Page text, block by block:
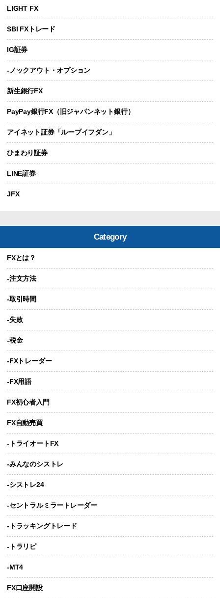
LIGHT FX
SBI FXトレード
IG証券
-ノックアウト・オプション
新生銀行FX
PayPay銀行FX（旧ジャパンネット銀行）
アイネット証券「ループイフダン」
ひまわり証券
LINE証券
JFX
Category
FXとは？
-注文方法
-取引時間
-失敗
-税金
-FXトレーダー
-FX用語
FX初心者入門
FX自動売買
-トライオートFX
-みんなのシストレ
-シストレ24
-セントラルミラートレーダー
-トラッキングトレード
-トラリピ
-MT4
FX口座開設